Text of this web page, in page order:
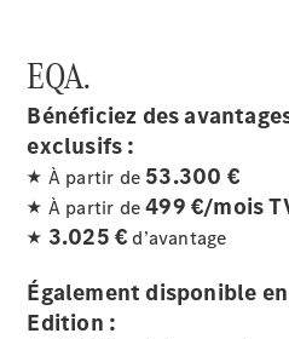
AMG GT
Coupé
Mercedes-
AMG GT
Coupé 4
Portes
Nouveau
Électrique
Voitures
neuves
EQA.
Bénéficiez des
exclusifs :
★ À partir de 53.300 €
★ À partir de499 €/mois
★ 3.025 € d’avantage
Également disponible
Edition :